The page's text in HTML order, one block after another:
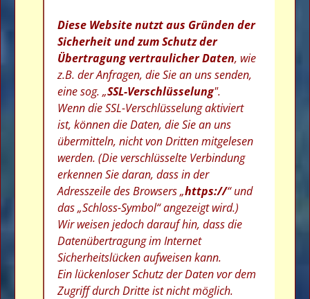
Diese Website nutzt aus Gründen der
Sicherheit und zum Schutz der
Übertragung vertraulicher Daten, wie
z.B. der Anfragen, die Sie an uns senden,
eine sog. „SSL-Verschlüsselung".
Wenn die SSL-Verschlüsselung aktiviert
ist, können die Daten, die Sie an uns
übermitteln, nicht von Dritten mitgelesen
werden. (Die verschlüsselte Verbindung
erkennen Sie daran, dass in der
Adresszeile des Browsers „https://“ und
das „Schloss-Symbol“ angezeigt wird.)
Wir weisen jedoch darauf hin, dass die
Datenübertragung im Internet
Sicherheitslücken aufweisen kann.
Ein lückenloser Schutz der Daten vor dem
Zugriff durch Dritte ist nicht möglich.